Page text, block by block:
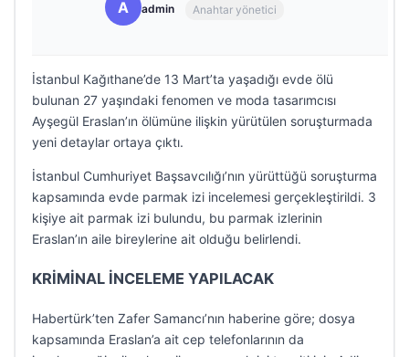
A admin Anahtar yönetici
İstanbul Kağıthane’de 13 Mart’ta yaşadığı evde ölü
bulunan 27 yaşındaki fenomen ve moda tasarımcısı
Ayşegül Eraslan’ın ölümüne ilişkin yürütülen soruşturmada
yeni detaylar ortaya çıktı.
İstanbul Cumhuriyet Başsavcılığı’nın yürüttüğü soruşturma
kapsamında evde parmak izi incelemesi gerçekleştirildi. 3
kişiye ait parmak izi bulundu, bu parmak izlerinin
Eraslan’ın aile bireylerine ait olduğu belirlendi.
KRİMİNAL İNCELEME YAPILACAK
Habertürk’ten Zafer Samancı’nın haberine göre; dosya
kapsamında Eraslan’a ait cep telefonlarının da